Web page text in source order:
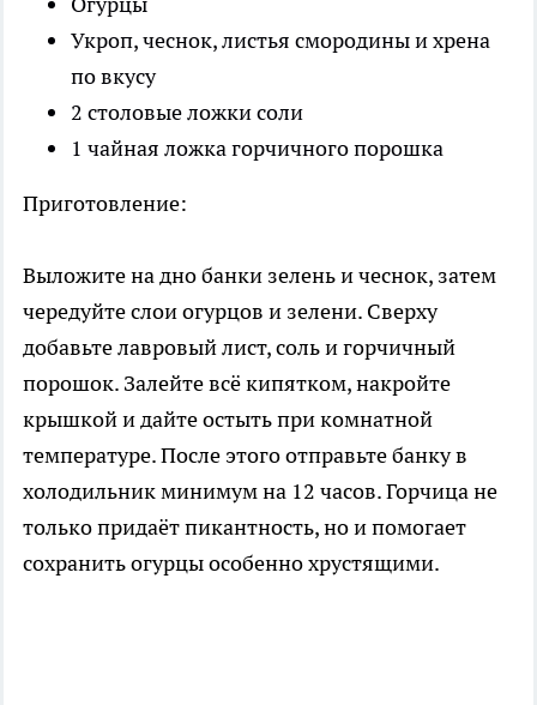
Укроп, чеснок, листья смородины и хрена
по вкусу
2 столовые ложки соли
1 чайная ложка горчичного порошка
Приготовление:
Выложите на дно банки зелень и чеснок, затем
чередуйте слои огурцов и зелени. Сверху
добавьте лавровый лист, соль и горчичный
порошок. Залейте всё кипятком, накройте
крышкой и дайте остыть при комнатной
температуре. После этого отправьте банку в
холодильник минимум на 12 часов. Горчица не
только придаёт пикантность, но и помогает
сохранить огурцы особенно хрустящими.